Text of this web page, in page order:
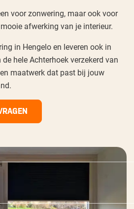
voor zonwering, maar ook voor
afwerking van je interieur.
in Hengelo en leveren ook in
de hele Achterhoek verzekerd van
maatwerk dat past bij jouw